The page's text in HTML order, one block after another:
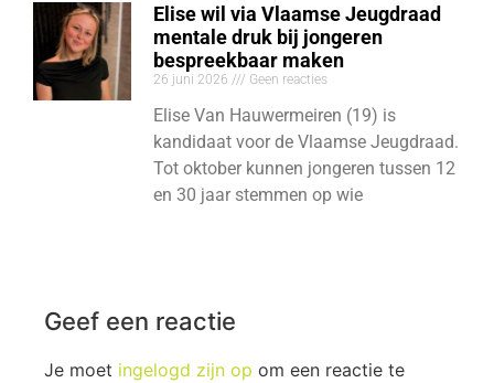
Elise wil via Vlaamse Jeugdraad
mentale druk bij jongeren
bespreekbaar maken
26 juni 2026 Geen reacties
Elise Van Hauwermeiren (19) is
kandidaat voor de Vlaamse Jeugdraad.
Tot oktober kunnen jongeren tussen 12
en 30 jaar stemmen op wie
Geef een reactie
Je moet ingelogd zijn op om een reactie te